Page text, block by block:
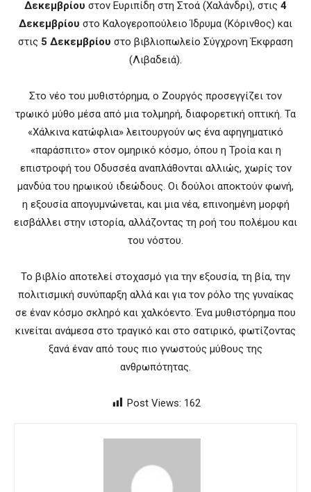
Δεκεμβρίου στον Ευριπίδη στη Στοά (Χαλάνδρι), στις 4
Δεκεμβρίου στο Καλογεροπούλειο Ίδρυμα (Κόρινθος) και
στις 5 Δεκεμβρίου στο βιβλιοπωλείο Σύγχρονη Έκφραση
(Λιβαδειά).
Στο νέο του μυθιστόρημα, ο Ζουργός προσεγγίζει τον
τρωικό μύθο μέσα από μια τολμηρή, διαφορετική οπτική. Τα
«Χάλκινα κατώφλια» λειτουργούν ως ένα αφηγηματικό
«παράσπιτο» στον ομηρικό κόσμο, όπου η Τροία και η
επιστροφή του Οδυσσέα αναπλάθονται αλλιώς, χωρίς τον
μανδύα του ηρωικού ιδεώδους. Οι δούλοι αποκτούν φωνή,
η εξουσία απογυμνώνεται, και μια νέα, επινοημένη μορφή
εισβάλλει στην ιστορία, αλλάζοντας τη ροή του πολέμου και
του νόστου.
Το βιβλίο αποτελεί στοχασμό για την εξουσία, τη βία, την
πολιτισμική συνύπαρξη αλλά και για τον ρόλο της γυναίκας
σε έναν κόσμο σκληρό και χαλκόεντο. Ένα μυθιστόρημα που
κινείται ανάμεσα στο τραγικό και στο σατιρικό, φωτίζοντας
ξανά έναν από τους πιο γνωστούς μύθους της
ανθρωπότητας.
Post Views: 162